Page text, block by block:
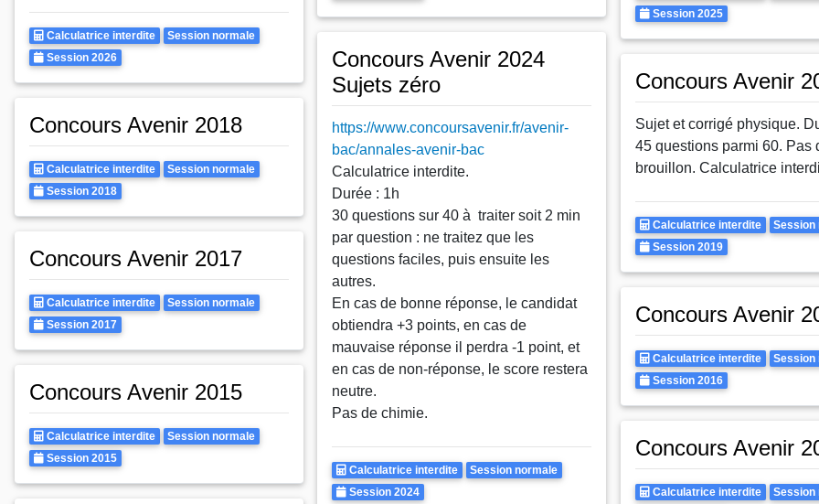
Calculatrice
Autorisee
Calculatrice interdite Rattrapages
Session normale
Annee
Session 2026
Autorisee
Annee
Session 2025
Concours Avenir 2024
Sujets zéro
https://www.concoursavenir.fr/avenir-
bac/annales-avenir-bac
Calculatrice interdite.
Durée : 1h
30 questions sur 40 à traiter soit 2 min
par question : ne traitez que les
questions faciles, puis ensuite les
autres.
En cas de bonne réponse, le candidat
obtiendra +3 points, en cas de
mauvaise réponse il perdra -1 point, et
en cas de non-réponse, le score restera
neutre.
Pas de chimie.
Calculatrice
Autorisee
Calculatrice interdite Rattrapages
Session normale
Annee
Session 2024
Concours Avenir
Sujet et corrigé physique.
45 questions parmi 60. Pas
brouillon. Calculatrice
Calculatrice
Autorisee
Calculatrice interdite Session
Annee
Session 2019
Concours Avenir 2018
Calculatrice
Autorisee
Calculatrice interdite Rattrapages
Session normale
Annee
Session 2018
Concours Avenir 2017
Calculatrice
Autorisee
Calculatrice interdite Rattrapages
Session normale
Annee
Session 2017 Concours Avenir
Calculatrice
Autorisee
Calculatrice interdite Session
Annee
Session 2016
Concours Avenir 2015
Calculatrice
Autorisee
Calculatrice interdite Rattrapages
Session normale
Annee
Session 2015 Concours Avenir
Calculatrice
Calculatrice interdite Session